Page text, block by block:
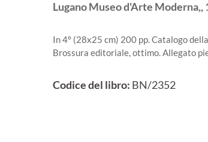
LuganoMuseo d'Arte Moderna,,
In 4º (28x25 cm) 200 pp. Catalogo
Brossura editoriale, ottimo. Allegato
Codice del libro: BN/2352